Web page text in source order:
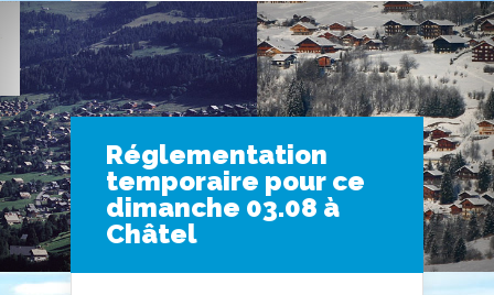
Réglementation
temporaire pour ce
dimanche 03.08 à
Châtel